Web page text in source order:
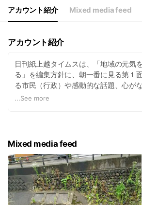
アカウント紹介 Mixed media feed
アカウント紹介
日刊紙上越タイムスは、「地域の元気
る」を編集方針に、朝一番に見る第１
る市民（行政）や感動的な話題、心が
成し、すがすがしい１日の始まりにふ
...See more
Mixed media feed